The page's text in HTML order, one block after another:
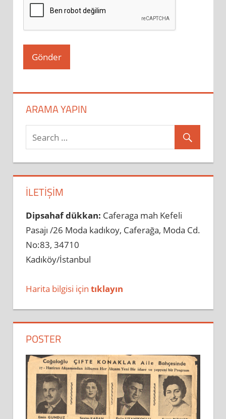
ARAMA YAPIN
İLETIŞIM
Dipsahaf dükkan: Caferaga mah Kefeli
Pasajı /26 Moda kadıkoy, Caferağa, Moda Cd.
No:83, 34710
Kadıköy/İstanbul
Harita bilgisi için tıklayın
POSTER